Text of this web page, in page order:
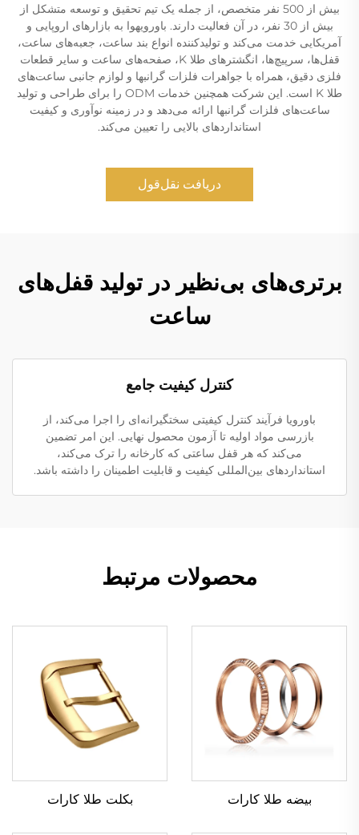
بیش از 500 نفر متخصص، از جمله یک تیم تحقیق و توسعه متشکل از
بیش از 30 نفر، در آن فعالیت دارند. باورویهوا به بازارهای اروپایی و
آمریکایی خدمت می‌کند و تولیدکننده انواع بند ساعت، جعبه‌های ساعت،
قفل‌ها، سرپیچ‌ها، انگشترهای طلا K، صفحه‌های ساعت و سایر قطعات
فلزی دقیق، همراه با جواهرات فلزات گرانبها و لوازم جانبی ساعت‌های
طلا K است. این شرکت همچنین خدمات ODM را برای طراحی و تولید
ساعت‌های فلزات گرانبها ارائه می‌دهد و در زمینه نوآوری و کیفیت
استانداردهای بالایی را تعیین می‌کند.
دریافت نقل‌قول
برتری‌های بی‌نظیر در تولید قفل‌های
ساعت
کنترل کیفیت جامع
باورویا فرآیند کنترل کیفیتی سختگیرانه‌ای را اجرا می‌کند، از
بازرسی مواد اولیه تا آزمون محصول نهایی. این امر تضمین
می‌کند که هر قفل ساعتی که کارخانه را ترک می‌کند،
استانداردهای بین‌المللی کیفیت و قابلیت اطمینان را داشته باشد.
محصولات مرتبط
بیضه طلا کارات بکلت طلا کارات